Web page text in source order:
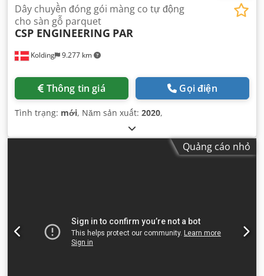
Kolding 9.277 km
Dây chuyền đóng gói màng co tự động
cho sàn gỗ parquet
CSP ENGINEERING PAR
Thông tin giá Gọi điện
Tình trạng: mới, Năm sản xuất: 2020,
Quảng cáo nhỏ